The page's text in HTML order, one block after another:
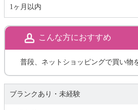
1ヶ月以内
こんな方におすすめ
普段、ネットショッピングで買い物
ブランクあり・未経験